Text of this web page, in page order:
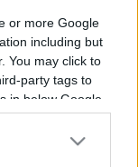
or more Google
including but
You may click to
party tags to
in below Google
- Dax